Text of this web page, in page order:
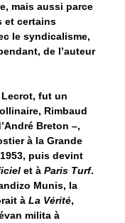
mais aussi parce
et certains
le syndicalisme,
de l’auteur
Lecrot, fut un
Rimbaud
Breton –,
à la Grande
puis devint
et à Paris Turf.
Munis, la
à La Vérité,
milita à